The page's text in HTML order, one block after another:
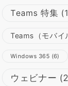
Teams 特集
Teams（モバイ
Windows 365 (6)
ウェビナー